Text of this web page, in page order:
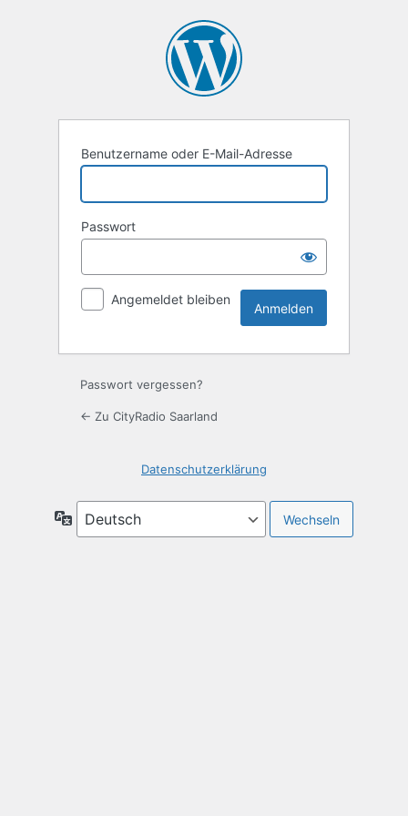
Benutzername oder E-Mail-Adresse
Passwort
Angemeldet bleiben
Passwort vergessen?
← Zu CityRadio Saarland
Datenschutzerklärung
Sprache